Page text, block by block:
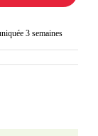
3 semaines